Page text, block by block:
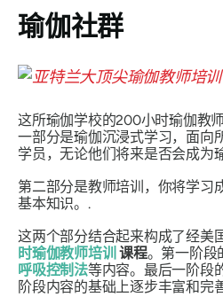
瑜伽社群
这所瑜伽学校的200小时瑜伽教
一部分是瑜伽沉浸式学习，面向
学员，无论他们将来是否会成为
第二部分是教师培训，你将学习
基本知识。.
这两个部分结合起来构成了经美
时瑜伽教师培训 课程。第一阶段
呼吸控制法等内容。最后一阶段
阶段内容的基础上逐步丰富和完善